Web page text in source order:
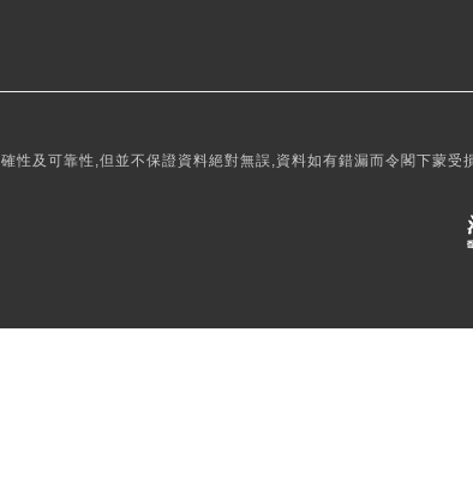
及可靠性,但並不保證資料絕對無誤,資料如有錯漏而令閣下蒙受